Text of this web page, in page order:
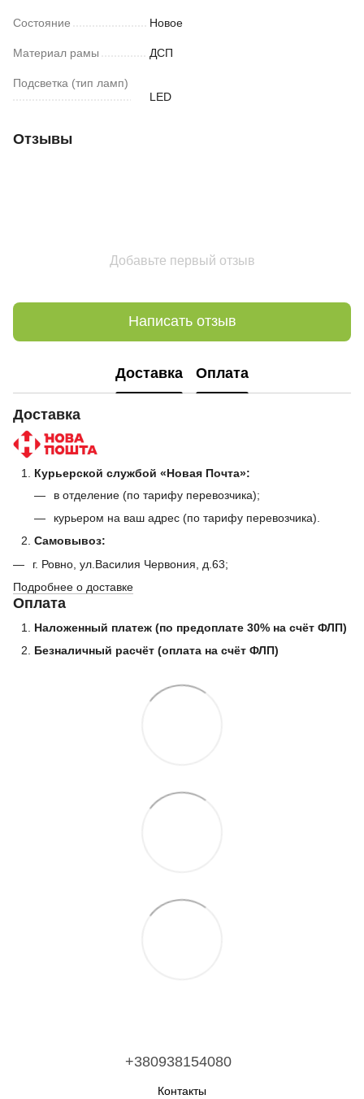
Состояние Новое
Материал рамы ДСП
Подсветка (тип ламп)
LED
Отзывы
Добавьте первый отзыв
Написать отзыв
Доставка Оплата
Доставка
Курьерской службой «Новая Почта»:
в отделение (по тарифу перевозчика);
курьером на ваш адрес (по тарифу перевозчика).
Самовывоз:
г. Ровно, ул.Василия Червония, д.63;
Подробнее о доставке
Оплата
Наложенный платеж (по предоплате 30% на счёт ФЛП)
Безналичный расчёт (оплата на счёт ФЛП)
+380938154080
Контакты